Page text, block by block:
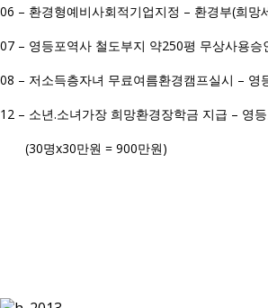
06 – 환경형예비사회적기업지정 – 환경부(희망
07 – 영등포역사 철도부지 약250평 무상사용승
08 – 저소득층자녀 무료여름환경캠프실시 – 영
12 – 소년.소녀가장 희망환경장학금 지급 – 영
(30명x30만원 = 900만원)